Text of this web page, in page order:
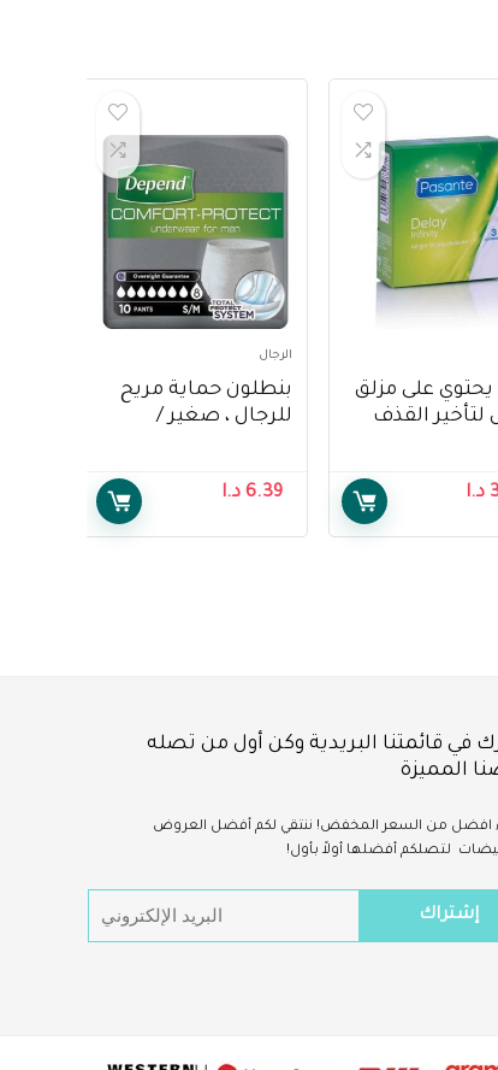
يحتوي على مزلق
القذف
د.ا
الرجال
بنطلون حماية مريح
للرجال ، صغير /
Comfort Protect
Incontinence Pants
6.39 د.ا
في قائمتنا البريدية وكن أول من تصله
المميزة
افضل من السعر المخفض! ننتقي لكم أفضل العروض
لتصلكم أفضلها أولاً بأول!